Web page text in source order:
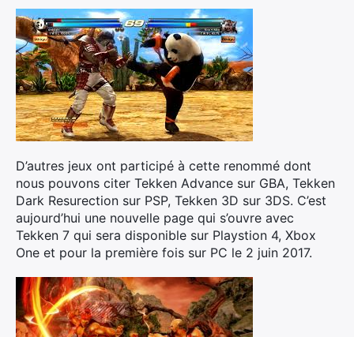
D’autres jeux ont participé à cette renommé dont
nous pouvons citer Tekken Advance sur GBA, Tekken
Dark Resurection sur PSP, Tekken 3D sur 3DS. C’est
aujourd’hui une nouvelle page qui s’ouvre avec
Tekken 7 qui sera disponible sur Playstion 4, Xbox
One et pour la première fois sur PC le 2 juin 2017.